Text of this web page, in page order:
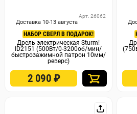
Доставка 10-13 августа
Арт. 26062
НАБОР СВЕРЛ В ПОДАРОК!
Дрель электрическая Sturm!
ID2151 (500Вт/0-3200об/мин/
быстрозажимной патрон 10мм/
реверс)
2 090 ₽